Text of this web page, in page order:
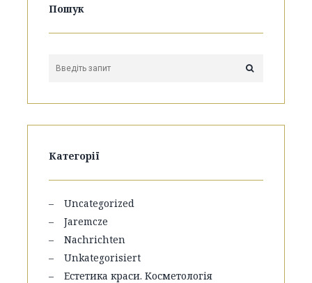
Пошук
Категорії
Uncategorized
Jaremcze
Nachrichten
Unkategorisiert
Естетика краси. Косметологія